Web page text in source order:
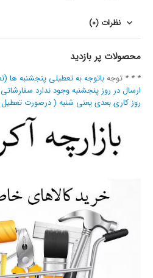
نظرات (0)
محصولات پر بازدید
* * * توجهباتوجه به تعطیلی پنجشنبه ها
ارسال در روز پنجشنبه وجود ندارد
روز کاری بعدی یعنی شنبه ( درصورت